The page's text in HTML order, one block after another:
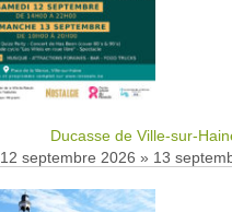
Ducasse de Ville-sur-
12 septembre 2026 » 13